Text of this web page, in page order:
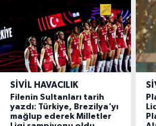
SIVIL HAVACILIK
Filenin Sultanları tarih
yazdı: Türkiye, Brezilya'yı
mağlup ederek Milletler